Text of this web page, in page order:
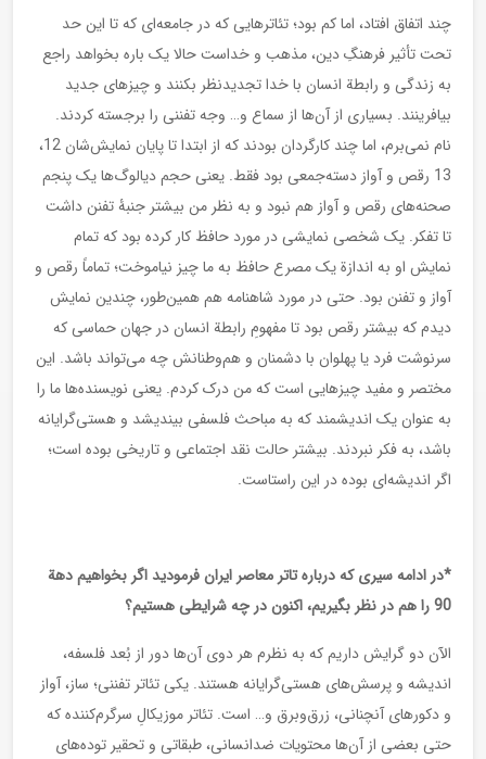
چند اتفاق افتاد، اما کم بود؛ تئاترهایی که در جامعه‌ای که تا این حد
تحت تأثیر فرهنگِ دین، مذهب و خداست حالا یک باره بخواهد راجع
به زندگی و رابطة انسان با خدا تجدیدنظر بکنند و چیزهای جدید
بیافرینند. بسیاری از آن‌ها از سماع و… وجه تفننی را برجسته کردند.
نام نمی‌برم، اما چند کارگردان بودند که از ابتدا تا پایان نمایش‌شان 12،
13 رقص و آواز دسته‌جمعی بود فقط. یعنی حجم دیالوگ‌ها یک پنجم
صحنه‌های رقص و آواز هم نبود و به نظر من بیشتر جنبۀ تفنن داشت
تا تفکر. یک شخصی نمایشی در مورد حافظ کار کرده بود که تمام
نمایش او به اندازة یک مصرع حافظ به ما چیز نیاموخت؛ تماماً رقص و
آواز و تفنن بود. حتی در مورد شاهنامه هم همین‌طور، چندین نمایش
دیدم که بیشتر رقص بود تا مفهومِ رابطة انسان در جهان حماسی که
سرنوشت‌ فرد یا پهلوان با دشمنان و هم‌وطنانش چه می‌تواند باشد. این
مختصر و مفید چیزهایی است که من درک کردم. یعنی نویسنده‌ها ما را
به عنوان یک اندیشمند که به مباحث فلسفی بیندیشد و هستی‌گرایانه
باشد، به فکر نبردند. بیشتر حالت نقد اجتماعی و تاریخی بوده است؛
اگر اندیشه‌ای بوده در این راستاست.
*در ادامه سیری که درباره تاتر معاصر ایران فرمودید اگر بخواهیم دهة
90 را هم در نظر بگیریم، اکنون در چه شرایطی هستیم؟
الآن دو گرایش داریم که به نظرم هر دوی آن‌ها دور از بُعد فلسفه،
اندیشه و پرسش‌های هستی‌گرایانه هستند. یکی تئاتر تفننی؛ ساز، آواز
و دکورهای آنچنانی، زرق‌وبرق و… است. تئاتر موزیکالِ سرگرم‌کننده که
حتی بعضی از آن‌ها محتویات ضدانسانی، طبقاتی و تحقیر توده‌های